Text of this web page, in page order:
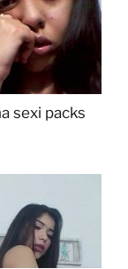
sexi packs